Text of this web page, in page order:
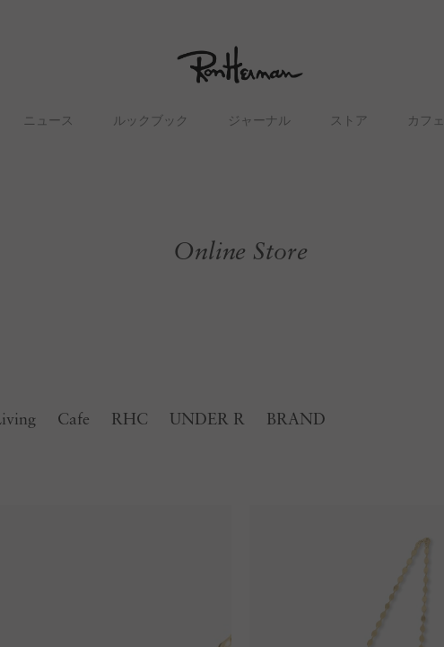
ニュース ルックブック ジャーナル ストア カフェ
Online Store
Cafe RHC UNDER R BRAND